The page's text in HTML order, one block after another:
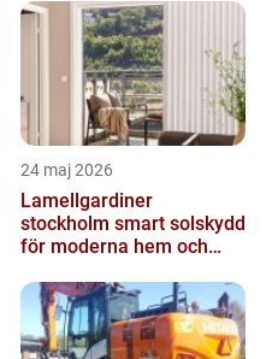
24 maj 2026
Lamellgardiner
stockholm smart solskydd
för moderna hem och